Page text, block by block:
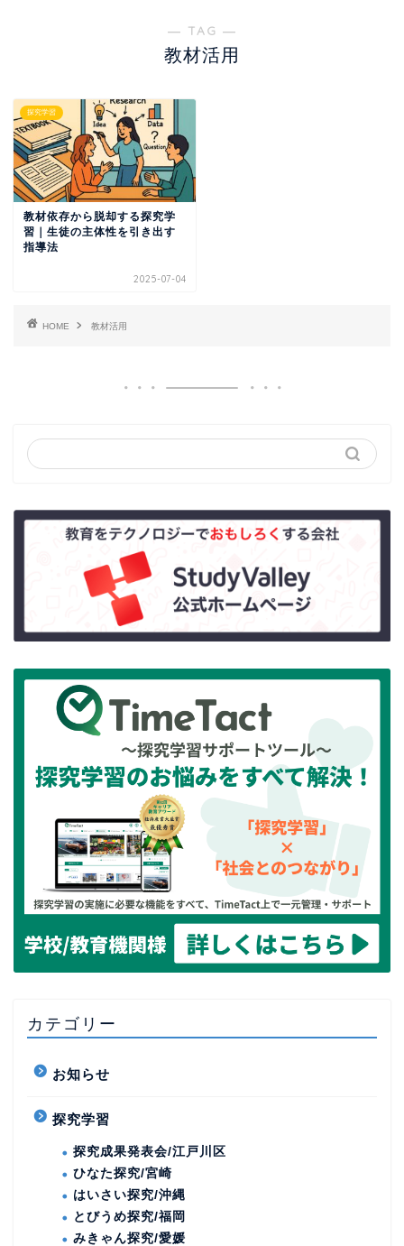
― TAG ―
教材活用
探究学習
教材依存から脱却する探究学
習｜生徒の主体性を引き出す
指導法
2025-07-04
HOME 教材活用
カテゴリー
お知らせ
探究学習
探究成果発表会/江戸川区
ひなた探究/宮崎
はいさい探究/沖縄
とびうめ探究/福岡
みきゃん探究/愛媛